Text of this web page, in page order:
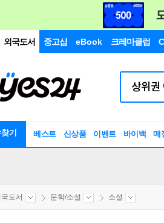
외국도서 중고샵 eBook 크레마클럽
기 베스트 신상품 이벤트 바이백 매
국도서 문학/소설 소설